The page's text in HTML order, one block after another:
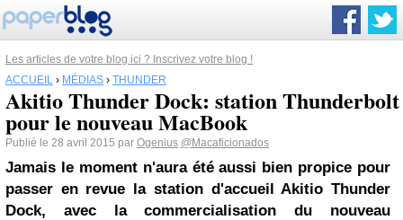
Les articles de votre blog ici ? Inscrivez votre blog !
ACCUEIL › MÉDIAS › THUNDER
Akitio Thunder Dock: station Thunderbolt
pour le nouveau MacBook
Publié le 28 avril 2015 par Ogenius @Macaficionados
Jamais le moment n'aura été aussi bien propice pour
passer en revue la station d'accueil Akitio Thunder
Dock, avec la commercialisation du nouveau